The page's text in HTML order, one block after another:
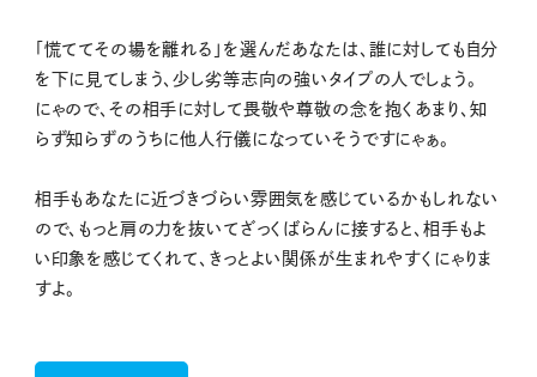
「慌ててその場を離れる」を選んだあなたは、誰に対しても自分
を下に見てしまう、少し劣等志向の強いタイプの人でしょう。
にゃので、その相手に対して畏敬や尊敬の念を抱くあまり、知
らず知らずのうちに他人行儀になっていそうですにゃぁ。
相手もあなたに近づきづらい雰囲気を感じているかもしれない
ので、もっと肩の力を抜いてざっくばらんに接すると、相手もよ
い印象を感じてくれて、きっとよい関係が生まれやすくにゃりま
すよ。